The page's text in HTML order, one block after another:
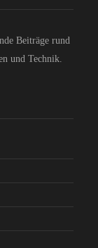
Beiträge rund
und Technik.